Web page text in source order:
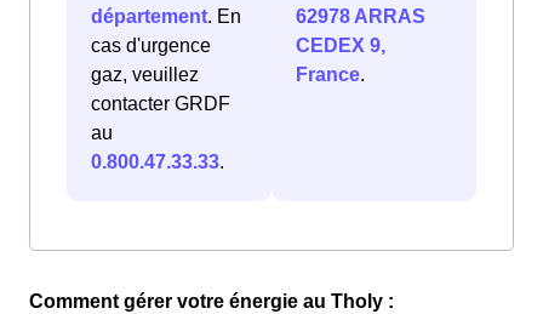
département. En
cas d'urgence
gaz, veuillez
contacter GRDF
au
0.800.47.33.33.
62978 ARRAS
CEDEX 9,
France.
Comment gérer votre énergie au Tholy :